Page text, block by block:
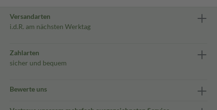
Versandarten
i.d.R. am nächsten Werktag
Zahlarten
sicher und bequem
Bewerte uns